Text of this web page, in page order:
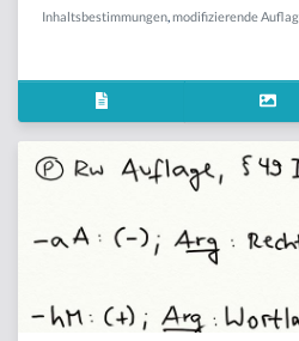
Inhaltsbestimmungen modifizierende